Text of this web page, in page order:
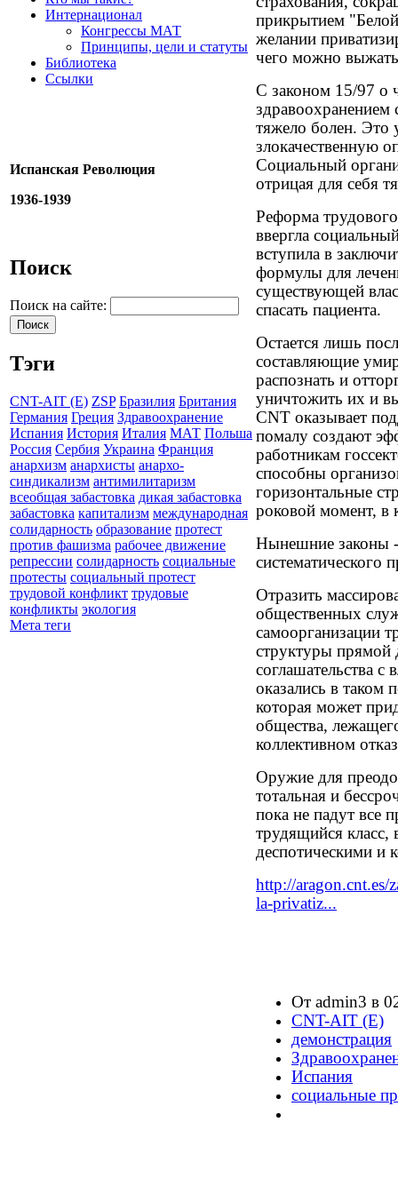
Интернационал
Конгрессы МАТ
Принципы, цели и статуты
Библиотека
Ссылки
Испанская Революция
1936-1939
Поиск
Поиск на сайте:
Тэги
CNT-AIT (E) ZSP Бразилия Британия
Германия Греция Здравоохранение
Испания История Италия МАТ Польша
Россия Сербия Украина Франция
анархизм анархисты анархо-
синдикализм антимилитаризм
всеобщая забастовка дикая забастовка
забастовка капитализм международная
солидарность образование протест
против фашизма рабочее движение
репрессии солидарность социальные
протесты социальный протест
трудовой конфликт трудовые
конфликты экология
Мета теги
прикрытием
желании
чего можно
С законом 15/97 о
здравоохранением
тяжело болен. Это
злокачественную
Социальный
отрицая для себя
Реформа
ввергла
вступила в
формулы для
существующей
спасать пациента.
Остается лишь
составляющие
распознать и
уничтожить их и
CNT оказывает
помалу создают
работникам
способны
горизонтальные
роковой момент,
Нынешние законы -
систематического
Отразить
общественных
самоорганизации
структуры прямой
соглашательства с
оказались в
которая может
общества,
коллективном
Оружие для
тотальная и
пока не падут все
трудящийся класс,
деспотическими и
http://aragon.cnt.es/
la-privatiz...
От admin3 в
CNT-AIT (E)
демонстрация
Испания
социальные